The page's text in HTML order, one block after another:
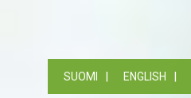
SUOMI ENGLISH